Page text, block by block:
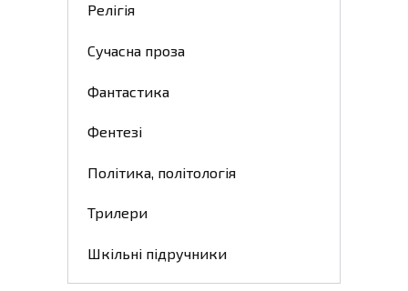
Релігія
Сучасна проза
Фантастика
Фентезі
Політика, політологія
Трилери
Шкільні підручники